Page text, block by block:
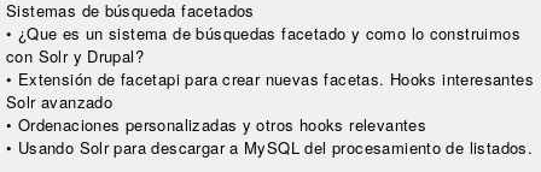
Sistemas de búsqueda facetados
• ¿Que es un sistema de búsquedas facetado y como lo construimos
con Solr y Drupal?
• Extensión de facetapi para crear nuevas facetas. Hooks interesantes
Solr avanzado
• Ordenaciones personalizadas y otros hooks relevantes
• Usando Solr para descargar a MySQL del procesamiento de listados.